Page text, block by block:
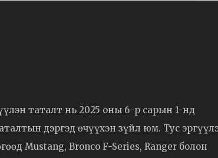
таталт нь 2025 оны 6-р сарын 1-нд
дэргэд өчүүхэн зүйл юм. Тус
Mustang, Bronco F-Series, Ranger болон